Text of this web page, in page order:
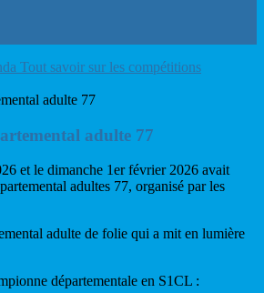
Tout savoir sur les compétitions
adulte 77
et le dimanche 1er février 2026 avait
adultes 77, organisé par les
adulte de folie qui a mit en lumière
départementale en S1CL :